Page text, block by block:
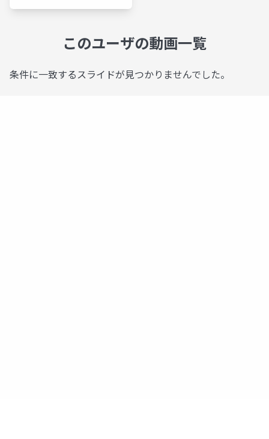
このユーザの動画一覧
条件に一致するスライドが見つかりませんでした。